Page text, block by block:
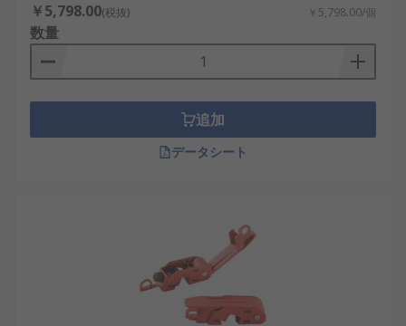
￥5,798.00(税抜) ￥5,798.00/個
数量
追加
データシート